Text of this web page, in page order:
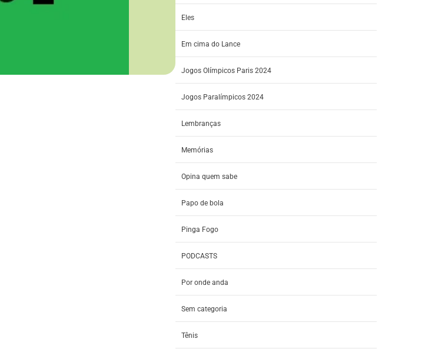
Eles
Em cima do Lance
Jogos Olímpicos Paris 2024
Jogos Paralímpicos 2024
Lembranças
Memórias
Opina quem sabe
Papo de bola
Pinga Fogo
PODCASTS
Por onde anda
Sem categoria
Tênis